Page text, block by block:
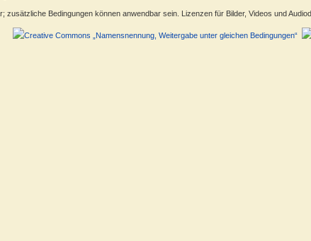
zusätzliche Bedingungen können anwendbar sein. Lizenzen für Bilder, Videos und